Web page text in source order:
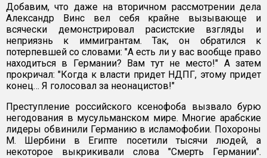
Добавим, что даже на вторичном рассмотрении дела
Александр Винс вел себя крайне вызывающе и
всячески демонстрировал расистские взгляды и
неприязнь к иммигрантам. Так, он обратился к
потерпевшей со словами: "А есть ли у вас вообще право
находиться в Германии? Вам тут не место!" А затем
прокричал: "Когда к власти придет НДПГ, этому придет
конец… Я голосовал за неонацистов!"
Преступление российского ксенофоба вызвало бурю
негодования в мусульманском мире. Многие арабские
лидеры обвинили Германию в исламофобии. Похороны
М. Шербини в Египте посетили тысячи людей, а
некоторое выкрикивали слова "Смерть Германии".